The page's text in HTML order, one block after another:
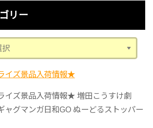
リー
イズ景品入荷情報★
イズ景品入荷情報★ 増田こうすけ劇
グマンガ日和GO ぬーどるストッパー